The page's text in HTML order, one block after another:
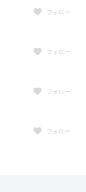
フォロー
フォロー
フォロー
フォロー